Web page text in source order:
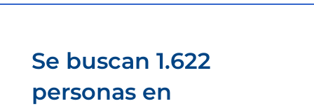
Se buscan 1.622
personas en